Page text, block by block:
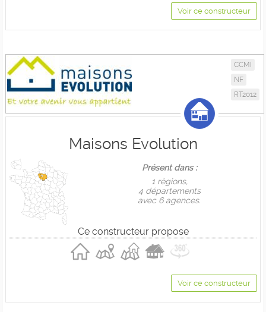
Voir ce constructeur
CCMI
NF
RT2012
Maisons Evolution
Présent dans :
1 règions,
4 départements
avec 6 agences.
Ce constructeur propose
Voir ce constructeur